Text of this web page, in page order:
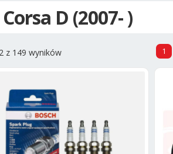
Corsa D (2007- )
z 149 wynikówPosortowane
1